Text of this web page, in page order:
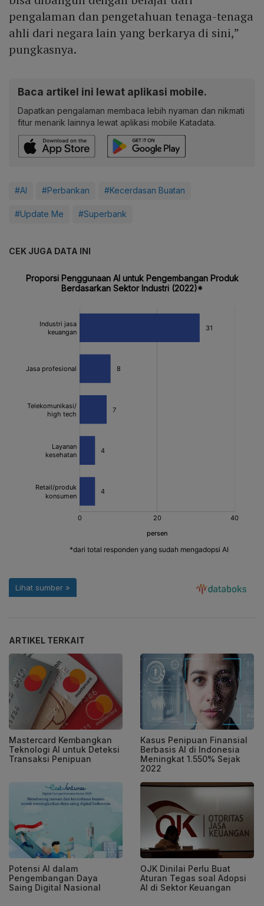
pengalaman dan pengetahuan tenaga-tenaga
ahli dari negara lain yang berkarya di sini,”
pungkasnya.
Baca artikel ini lewat aplikasi mobile.
Dapatkan pengalaman membaca lebih nyaman dan nikmati
fitur menarik lainnya lewat aplikasi mobile Katadata.
#AI #Perbankan #Kecerdasan Buatan
#Update Me #Superbank
CEK JUGA DATA INI
ARTIKEL TERKAIT
Mastercard Kembangkan
Teknologi AI untuk Deteksi
Transaksi Penipuan
Kasus Penipuan Finansial
Berbasis AI di Indonesia
Meningkat 1.550% Sejak
2022
Potensi AI dalam
Pengembangan Daya
Saing Digital Nasional
OJK Dinilai Perlu Buat
Aturan Tegas soal Adopsi
AI di Sektor Keuangan